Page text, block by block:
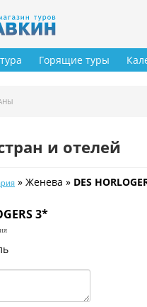
Горящие туры
и отелей
» Женева » DES
3*